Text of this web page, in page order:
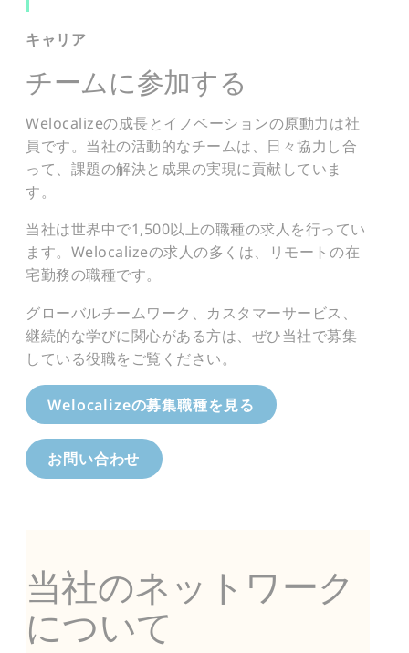
キャリア
チームに参加する
Welocalizeの成長とイノベーションの原動力は社
員です。当社の活動的なチームは、日々協力し合
って、課題の解決と成果の実現に貢献していま
す。
当社は世界中で1,500以上の職種の求人を行ってい
ます。Welocalizeの求人の多くは、リモートの在
宅勤務の職種です。
グローバルチームワーク、カスタマーサービス、
継続的な学びに関心がある方は、ぜひ当社で募集
している役職をご覧ください。
Welocalizeの募集職種を見る
お問い合わせ
当社のネットワーク
について